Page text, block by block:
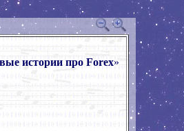
истории про Forex»